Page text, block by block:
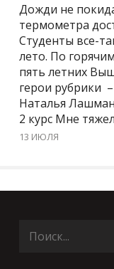
Дожди не
термометра
Студенты все-
лето. По
пять летних
герои рубрики
Наталья
2 курс Мне
13 ИЮЛЯ